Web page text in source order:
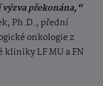
překonána,“
Ph.D., přední
onkologie z
LF MU a FN